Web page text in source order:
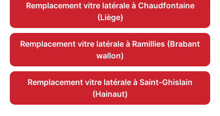
Remplacement vitre latérale à Chaudfontaine
(Liège)
Remplacement vitre latérale à Ramillies (Brabant
wallon)
Remplacement vitre latérale à Saint-Ghislain
(Hainaut)